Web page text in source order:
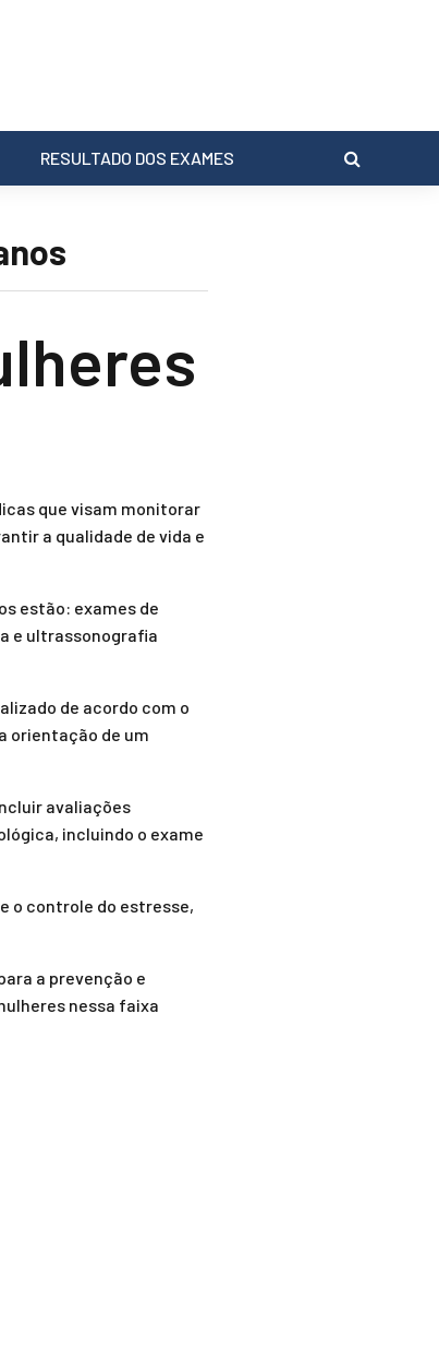
RESULTADO DOS EXAMES
que visam monitorar
a qualidade de vida e
estão: exames de
e ultrassonografia
de acordo com o
orientação de um
avaliações
incluindo o exame
o controle do estresse,
a prevenção e
nessa faixa